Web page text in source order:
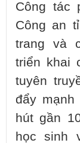
Công tác
Công an
trang và
triển khai
tuyên
đẩy
hút gần
học sinh